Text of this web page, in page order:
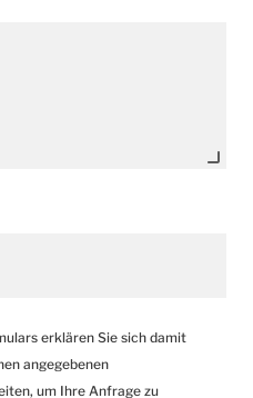
erklären Sie sich damit
angegebenen
um Ihre Anfrage zu